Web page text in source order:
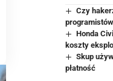
Czy
Honda
koszty
Skup
płatność